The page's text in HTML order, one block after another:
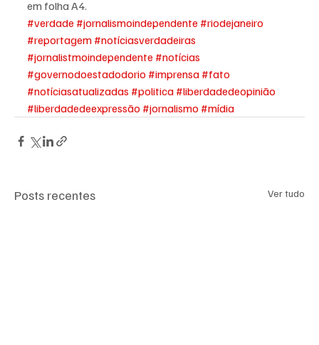
em folha A4.
#verdade #jornalismoindependente #riodejaneiro
#reportagem #notíciasverdadeiras
#jornalistmoindependente #notícias
#governodoestadodorio #imprensa #fato
#notíciasatualizadas #politica #liberdadedeopinião
#liberdadedeexpressão #jornalismo #mídia
Posts recentes Ver tudo